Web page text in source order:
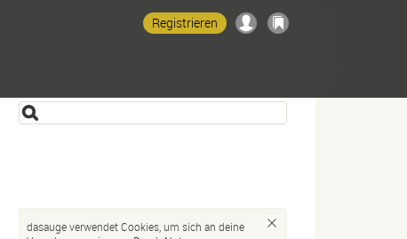
Registrieren
dasauge verwendet Cookies, um sich an deine